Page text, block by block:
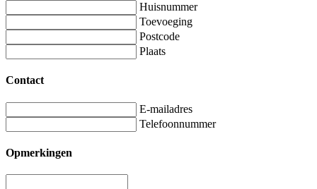
Huisnummer
Toevoeging
Postcode
Plaats
Contact
E-mailadres
Telefoonnummer
Opmerkingen